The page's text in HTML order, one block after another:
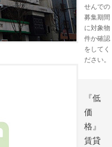
せんでの
募集期間
に対象物
件か確認
をしてく
ださい。
『低
価
格』
賃貸